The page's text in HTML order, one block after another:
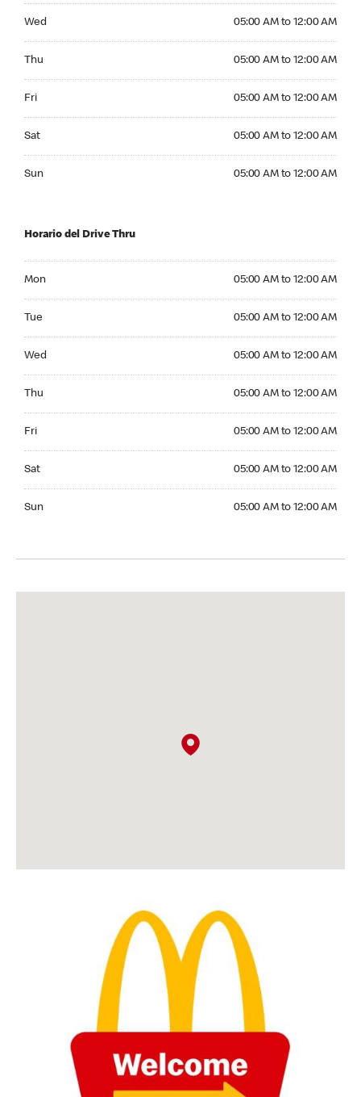
Wed 05:00 AM to 12:00 AM
Thu 05:00 AM to 12:00 AM
Fri 05:00 AM to 12:00 AM
Sat 05:00 AM to 12:00 AM
Sun 05:00 AM to 12:00 AM
Horario del Drive Thru
Mon 05:00 AM to 12:00 AM
Tue 05:00 AM to 12:00 AM
Wed 05:00 AM to 12:00 AM
Thu 05:00 AM to 12:00 AM
Fri 05:00 AM to 12:00 AM
Sat 05:00 AM to 12:00 AM
Sun 05:00 AM to 12:00 AM